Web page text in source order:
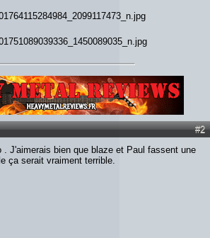
#2
. J'aimerais bien que blaze et Paul fassent une
ça serait vraiment terrible.